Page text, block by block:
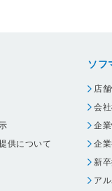
供について
ソフ
店
会
企
企
新
ア